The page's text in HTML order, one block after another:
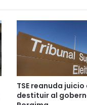
TSE reanuda
destituir al